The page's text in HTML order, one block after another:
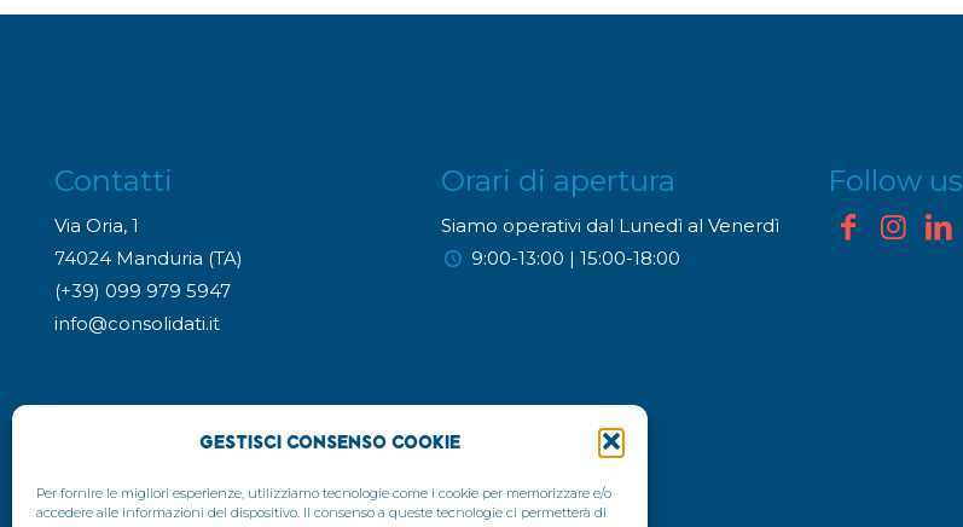
Gestisci Consenso Cookie
Per fornire le migliori esperienze, utilizziamo tecnologie come i cookie per memorizzare e/o
accedere alle informazioni del dispositivo. Il consenso a queste tecnologie ci permetterà di
Contatti
Via Oria, 1
74024 Manduria (TA)
(+39) 099 979 5947
info@consolidati.it
Orari di apertura
Siamo operativi dal Lunedì al Venerdì
9:00-13:00 | 15:00-18:00
Follow us